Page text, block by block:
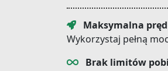
Maksymalna
Wykorzystaj pełną
Brak limitów